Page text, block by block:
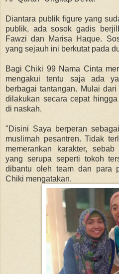
Diantara publik figure yang
publik, ada sosok gadis
Fawzi dan Marisa Haque.
yang sejauh ini berkutat pada
Bagi Chiki 99 Nama Cinta
mengakui tentu saja ada
berbagai tantangan. Mulai
dilakukan secara cepat
di naskah.
"Disini Saya berperan
muslimah pesantren. Tidak
memerankan karakter,
yang serupa seperti tokoh
dibantu oleh team dan para
Chiki mengatakan.